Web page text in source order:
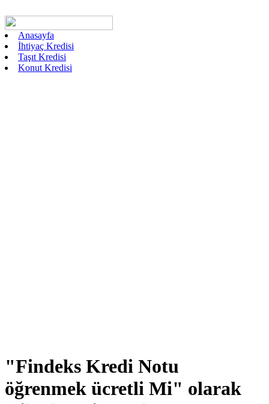
Anasayfa
İhtiyaç Kredisi
Taşıt Kredisi
Konut Kredisi
"Findeks Kredi Notu
öğrenmek ücretli Mi" olarak